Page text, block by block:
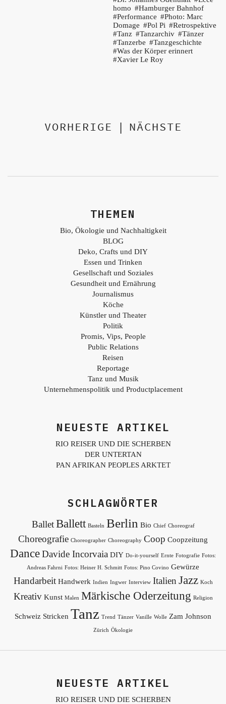
homo
Hamburger Bahnhof
Performance
Photo: Marc
Domage
Pol Pi
Retrospektive
Tanz
Tanzarchiv
Tänzer
Tanzerbe
Tanzgeschichte
Was der Körper erinnert
Xavier Le Roy
VORHERIGE | NÄCHSTE
THEMEN
Bio, Ökologie und Nachhaltigkeit
BLOG
Deko, Crafts und DIY
Essen und Trinken
Gesellschaft und Soziales
Gesundheit und Ernährung
Journalismus
Köche
Künstler und Theater
Politik
Promis, Vips, People
Public Relations
Reisen
Reportage
Tanz und Musik
Unternehmenspolitik und Productplacement
NEUESTE ARTIKEL
RIO REISER UND DIE SCHERBEN
DER UNTERTAN
PAN AFRIKAN PEOPLES ARKTET
SCHLAGWÖRTER
Ballet Ballett Basteln Berlin Bio Chief Choreograf
Choreografie Choreographer Choreography Coop Coopzeitung
DanceDavide Incorvaia DIY Do-it-yourself Ernte Fotografie Fotos:
Andreas Fahrni Fotos: Heiner H. Schmitt Fotos: Pino Covino Gewürze
Handarbeit Handwerk Indien Ingwer Interview Italien Jazz Koch
Kreativ Kunst Malen Märkische Oderzeitung Religion
Schweiz Stricken Tanz Trend Tänzer Vanille Wolle Zam Johnson
Zürich Ökologie
NEUESTE ARTIKEL
RIO REISER UND DIE SCHERBEN